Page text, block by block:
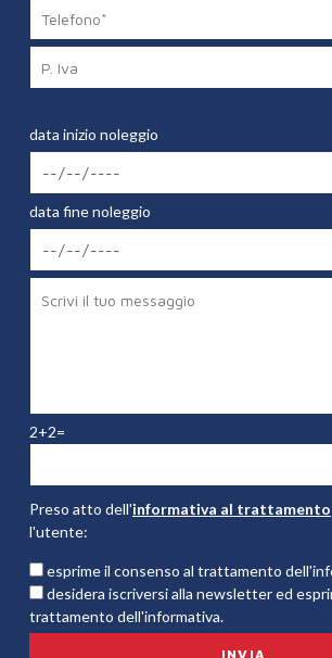
data inizio noleggio
data fine noleggio
2+2=
Preso atto dell'informativa al trattamento
l'utente:
esprime il consenso al trattamento
desidera iscriversi alla newsletter ed
trattamento dell'informativa.